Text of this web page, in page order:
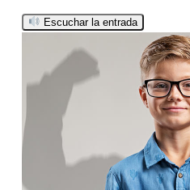
Escuchar la entrada